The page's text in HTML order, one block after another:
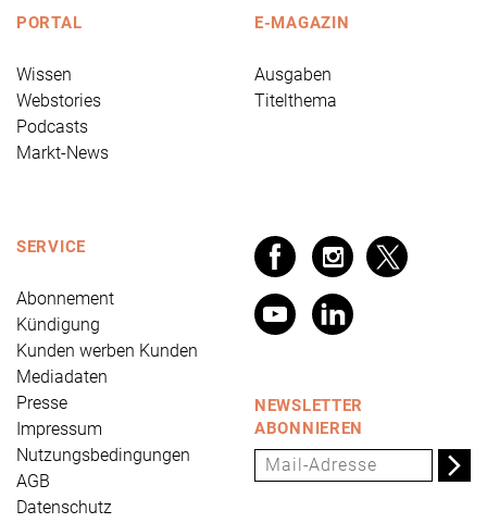
PORTAL
Wissen
Webstories
Podcasts
Markt-News
E-MAGAZIN
Ausgaben
Titelthema
SERVICE
Abonnement
Kündigung
Kunden werben Kunden
Mediadaten
Presse
Impressum
Nutzungsbedingungen
AGB
Datenschutz
NEWSLETTER
ABONNIEREN